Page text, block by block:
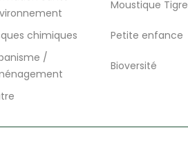
Moustique Tigre
chimiques
Petite enfance
/
Bioversité